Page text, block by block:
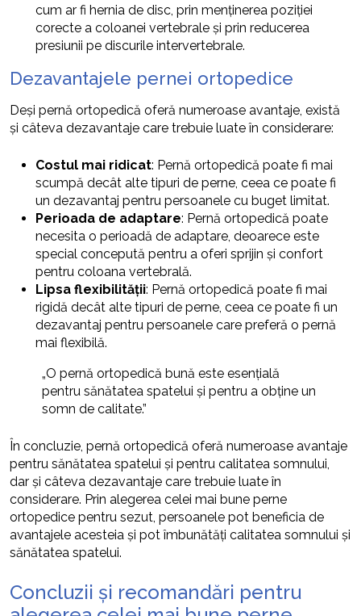
cum ar fi hernia de disc, prin menținerea poziției
corecte a coloanei vertebrale și prin reducerea
presiunii pe discurile intervertebrale.
Dezavantajele pernei ortopedice
Deși pernă ortopedică oferă numeroase avantaje, există
și câteva dezavantaje care trebuie luate în considerare:
Costul mai ridicat: Pernă ortopedică poate fi mai
scumpă decât alte tipuri de perne, ceea ce poate fi
un dezavantaj pentru persoanele cu buget limitat.
Perioada de adaptare: Pernă ortopedică poate
necesita o perioadă de adaptare, deoarece este
special concepută pentru a oferi sprijin și confort
pentru coloana vertebrală.
Lipsa flexibilității: Pernă ortopedică poate fi mai
rigidă decât alte tipuri de perne, ceea ce poate fi un
dezavantaj pentru persoanele care preferă o pernă
mai flexibilă.
„O pernă ortopedică bună este esențială
pentru sănătatea spatelui și pentru a obține un
somn de calitate.”
În concluzie, pernă ortopedică oferă numeroase avantaje
pentru sănătatea spatelui și pentru calitatea somnului,
dar și câteva dezavantaje care trebuie luate în
considerare. Prin alegerea celei mai bune perne
ortopedice pentru sezut, persoanele pot beneficia de
avantajele acesteia și pot îmbunătăți calitatea somnului și
sănătatea spatelui.
Concluzii și recomandări pentru